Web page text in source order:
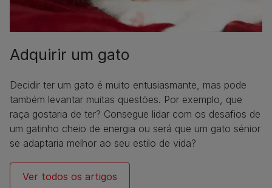
Adquirir um gato​
Decidir ter um gato é muito entusiasmante, mas pode
também levantar muitas questões. Por exemplo, que
raça gostaria de ter? Consegue lidar com os desafios de
um gatinho cheio de energia ou será que um gato sénior
se adaptaria melhor ao seu estilo de vida?​
Ver todos os artigos